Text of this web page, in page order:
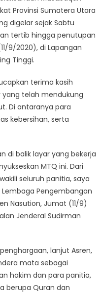
Provinsi Sumatera Utara
digelar sejak Sabtu
tertib hingga penutupan
9/2020), di Lapangan
Tinggi.
terima kasih
telah mendukung
Di antaranya para
kebersihan, serta
di balik layar yang bekerja
MTQ ini. Dari
seluruh panitia, saya
Pengembangan
Nasution, Jumat (11/9)
Jenderal Sudirman
lanjut Asren,
mata sebagai
hakim dan para panitia,
berupa Quran dan